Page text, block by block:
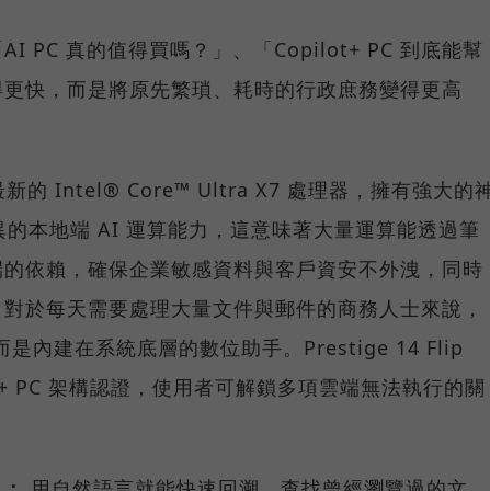
PC 真的值得買嗎？」、「Copilot+ PC 到底能幫
快，而是將原先繁瑣、耗時的行政庶務變得更高
的 Intel® Core™ Ultra X7 處理器，擁有強大的
本地端 AI 運算能力，這意味著大量運算能透過筆
依賴，確保企業敏感資料與客戶資安不外洩，同時
於每天需要處理大量文件與郵件的商務人士來說，
是內建在系統底層的數位助手。Prestige 14 Flip
架構認證，使用者可解鎖多項雲端無法執行的關